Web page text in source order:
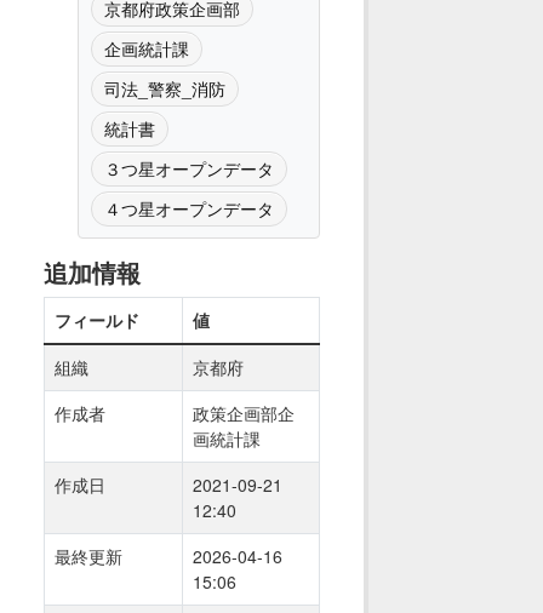
京都府政策企画部
企画統計課
司法_警察_消防
統計書
３つ星オープンデータ
４つ星オープンデータ
追加情報
フィールド
値
組織
京都府
作成者
政策企画部企
画統計課
作成日
2021-09-21
12:40
最終更新
2026-04-16
15:06